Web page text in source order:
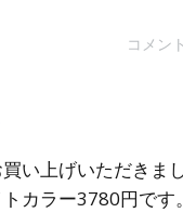
コメン
い上げいただきまし
カラー3780円です。